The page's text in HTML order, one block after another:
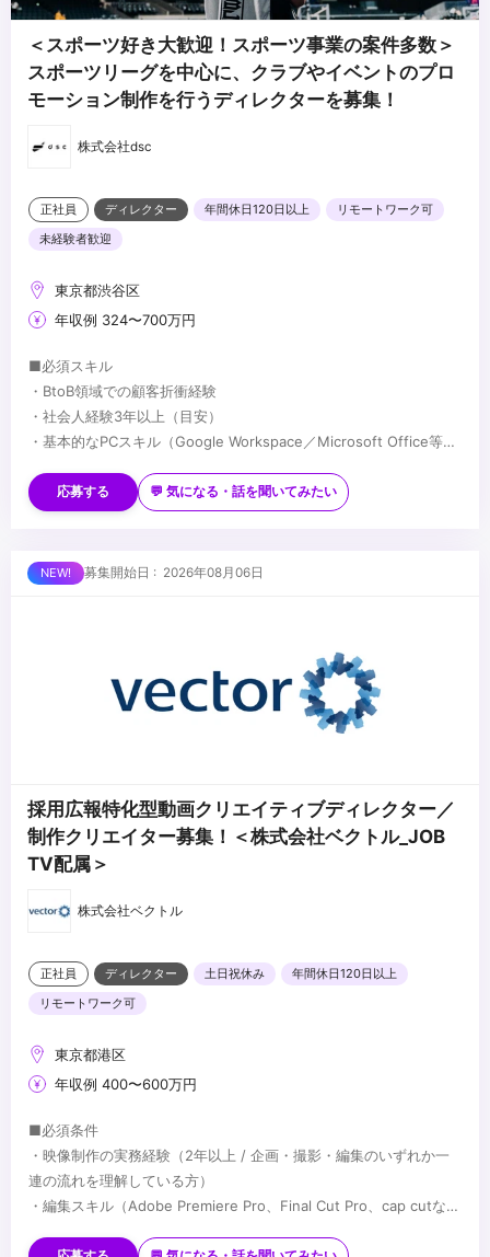
＜スポーツ好き大歓迎！スポーツ事業の案件多数＞
スポーツリーグを中心に、クラブやイベントのプロ
モーション制作を行うディレクターを募集！
株式会社dsc
正社員 ディレクター 年間休日120日以上
リモートワーク可
未経験者歓迎
東京都渋谷区
年収例 324〜700万円
■必須スキル
・BtoB領域での顧客折衝経験
・社会人経験3年以上（目安）
・基本的なPCスキル（Google Workspace／Microsoft Office等）
・企業のSNSアカウントの企画・運用
・Google Analyticsなどを用いた数値分析の経験
■求める人物像
・チームスポーツをするように働きたい方
・スポーツファンを増やしたいと思っている方
・選手やチームの成功を自分事として喜べる方
応募する 💬 気になる・話を聞いてみたい
募集開始日 : 2026年08月06日
採用広報特化型動画クリエイティブディレクター／
制作クリエイター募集！＜株式会社ベクトル_JOB
TV配属＞
株式会社ベクトル
正社員 ディレクター 土日祝休み
年間休日120日以上
リモートワーク可
東京都港区
年収例 400〜600万円
■必須条件
・映像制作の実務経験（2年以上 / 企画・撮影・編集のいずれか一
連の流れを理解している方）
・編集スキル（Adobe Premiere Pro、Final Cut Pro、cap cutな